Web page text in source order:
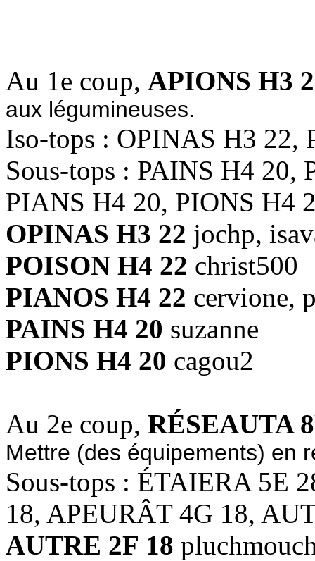
Au 1e coup, APIONS H3
aux légumineuses.
Iso-tops : OPINAS H3 22,
Sous-tops : PAINS H4 20,
PIANS H4 20, PIONS H4
OPINAS H3 22 jochp,
POISON H4 22 christ500
PIANOS H4 22 cervione,
PAINS H4 20 suzanne
PIONS H4 20 cagou2
Au 2e coup, RÉSEAUTA
Mettre (des équipements) en
Sous-tops : ÉTAIERA 5E
18, APEURÂT 4G 18,
AUTRE 2F 18